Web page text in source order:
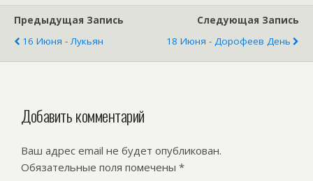
Предыдущая Запись
16 Июня - Лукьян
Следующая Запись
18 Июня - Дорофеев День
Добавить комментарий
Ваш адрес email не будет опубликован.
Обязательные поля помечены *